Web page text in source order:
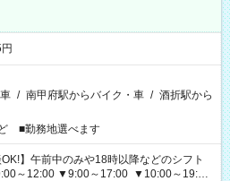
/ 南甲府駅からバイク・車 / 酒折駅から
■勤務地選べます
OK!】午前中のみや18時以降などのシフト
～12:00 ▼9:00～17:00 ▼10:00～19:00